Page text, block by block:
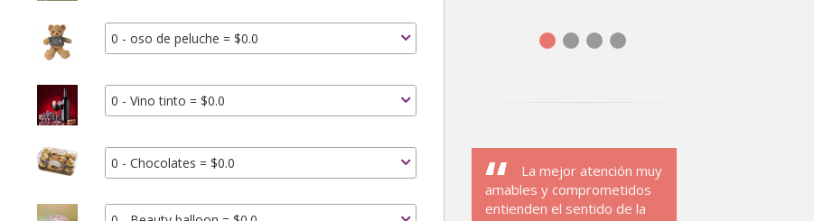
0 - oso de peluche = $0.0
0 - Vino tinto = $0.0
0 - Chocolates = $0.0
La mejor atención muy
amables y comprometidos
entienden el sentido de la